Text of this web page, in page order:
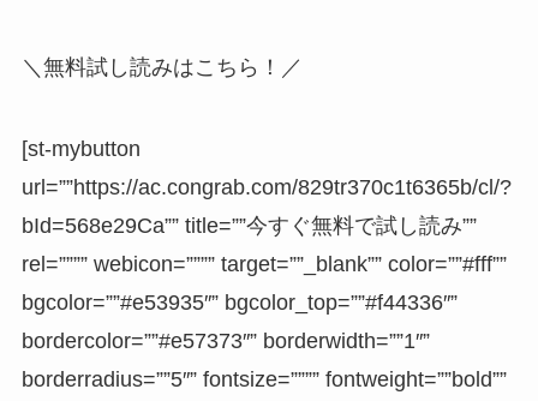
＼無料試し読みはこちら！／
[st-mybutton
url=””https://ac.congrab.com/829tr370c1t6365b/cl/?
bId=568e29Ca”” title=””今すぐ無料で試し読み””
rel=”””” webicon=”””” target=””_blank”” color=””#fff””
bgcolor=””#e53935″” bgcolor_top=””#f44336″”
bordercolor=””#e57373″” borderwidth=””1″”
borderradius=””5″” fontsize=”””” fontweight=””bold””